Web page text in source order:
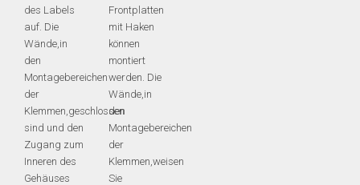
des Labels
auf. Die
Wände,in
den
Montagebereichen
der
Klemmen,geschlossen
sind und den
Zugang zum
Inneren des
Gehäuses
Frontplatten
mit Haken
können
montiert
werden. Die
Wände,in
den
Montagebereichen
der
Klemmen,weisen
Sie